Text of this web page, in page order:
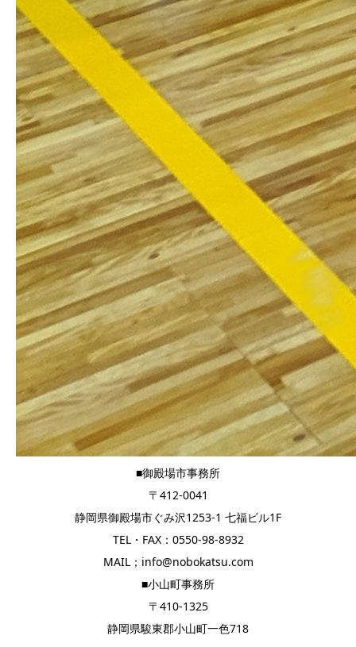
■御殿場市事務所
〒412-0041
静岡県御殿場市ぐみ沢1253-1 七福ビル1F
TEL・FAX：0550-98-8932
MAIL；info@nobokatsu.com
■小山町事務所
〒410-1325
静岡県駿東郡小山町一色718